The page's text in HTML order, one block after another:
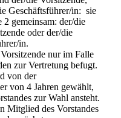
Geschäftsführer/in: sie
gemeinsam: der/die
oder der/die
in.
nur im Falle
zur Vertretung befugt.
von der
von 4 Jahren gewählt,
zur Wahl ansteht.
Mitglied des Vorstandes